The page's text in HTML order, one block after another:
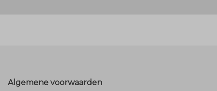
Footer
Algemene voorwaarden